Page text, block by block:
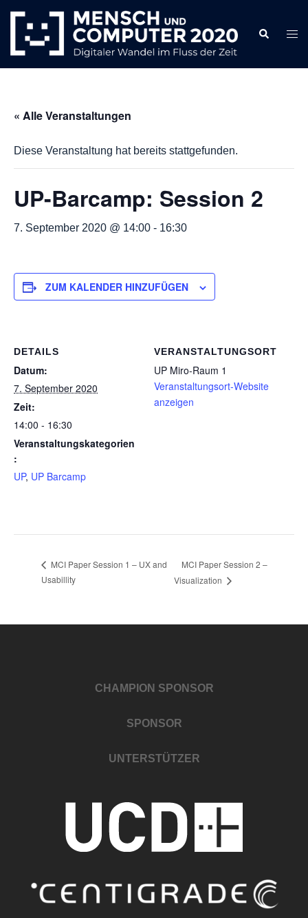
springen
Search
« Alle Veranstaltungen
Diese Veranstaltung hat bereits stattgefunden.
UP-Barcamp: Session 2
7. September 2020 @ 14:00 - 16:30
ZUM KALENDER HINZUFÜGEN
DETAILS
Datum:
7. September 2020
Zeit:
14:00 - 16:30
Veranstaltungskategorien
:
UP, UP Barcamp
VERANSTALTUNGSORT
UP Miro-Raum 1
Veranstaltungsort-Website
anzeigen
MCI Paper Session 1 – UX and
Usabillity
MCI Paper Session 2 –
Visualization
CHAMPION SPONSOR
SPONSOR
UNTERSTÜTZER